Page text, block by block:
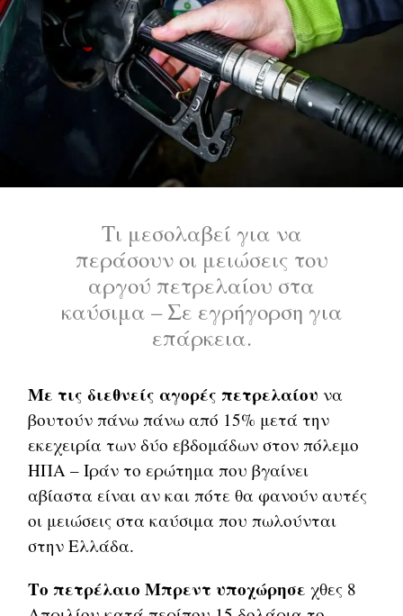
Τι μεσολαβεί για να
περάσουν οι μειώσεις του
αργού πετρελαίου στα
καύσιμα – Σε εγρήγορση για
επάρκεια.
Με τις διεθνείς αγορές πετρελαίου να
βουτούν πάνω πάνω από 15% μετά την
εκεχειρία των δύο εβδομάδων στον πόλεμο
ΗΠΑ – Ιράν το ερώτημα που βγαίνει
αβίαστα είναι αν και πότε θα φανούν αυτές
οι μειώσεις στα καύσιμα που πωλούνται
στην Ελλάδα.
Το πετρέλαιο Μπρεντ υποχώρησε χθες 8